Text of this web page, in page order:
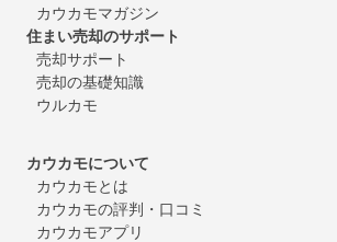
カウカモマガジン
住まい売却のサポート
売却サポート
売却の基礎知識
ウルカモ
カウカモについて
カウカモとは
カウカモの評判・口コミ
カウカモアプリ